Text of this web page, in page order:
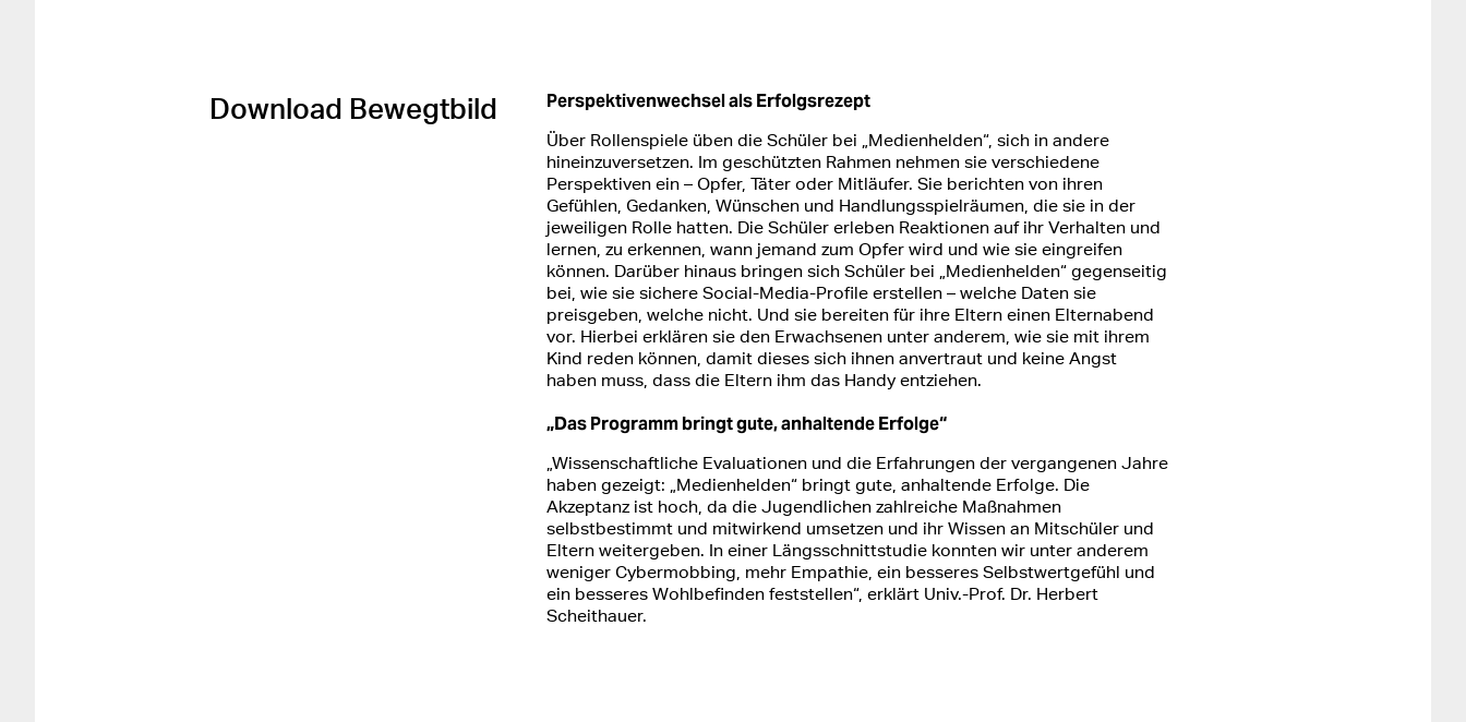
Perspektivenwechsel als Erfolgsrezept
Über Rollenspiele üben die Schüler bei „Medienhelden“, sich in andere
hineinzuversetzen. Im geschützten Rahmen nehmen sie verschiedene
Perspektiven ein – Opfer, Täter oder Mitläufer. Sie berichten von ihren
Gefühlen, Gedanken, Wünschen und Handlungsspielräumen, die sie in der
jeweiligen Rolle hatten. Die Schüler erleben Reaktionen auf ihr Verhalten und
lernen, zu erkennen, wann jemand zum Opfer wird und wie sie eingreifen
können. Darüber hinaus bringen sich Schüler bei „Medienhelden“ gegenseitig
bei, wie sie sichere Social-Media-Profile erstellen – welche Daten sie
preisgeben, welche nicht. Und sie bereiten für ihre Eltern einen Elternabend
vor. Hierbei erklären sie den Erwachsenen unter anderem, wie sie mit ihrem
Kind reden können, damit dieses sich ihnen anvertraut und keine Angst
haben muss, dass die Eltern ihm das Handy entziehen.
„Das Programm bringt gute, anhaltende Erfolge“
„Wissenschaftliche Evaluationen und die Erfahrungen der vergangenen Jahre
haben gezeigt: „Medienhelden“ bringt gute, anhaltende Erfolge. Die
Akzeptanz ist hoch, da die Jugendlichen zahlreiche Maßnahmen
selbstbestimmt und mitwirkend umsetzen und ihr Wissen an Mitschüler und
Eltern weitergeben. In einer Längsschnittstudie konnten wir unter anderem
weniger Cybermobbing, mehr Empathie, ein besseres Selbstwertgefühl und
ein besseres Wohlbefinden feststellen“, erklärt Univ.-Prof. Dr. Herbert
Scheithauer.
Download Bewegtbild